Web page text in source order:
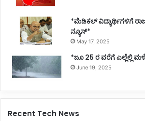
*ಮೆಡಿಕಲ್ ವಿದ್ಯಾರ್ಥಿಗಳಿಗೆ
ನ್ಯೂಸ್*
May 17, 2025
*ಜೂ 25 ರ ವರೆಗೆ ಎಲ್ಲೆಲ್ಲಿ
June 19, 2025
Recent Tech News